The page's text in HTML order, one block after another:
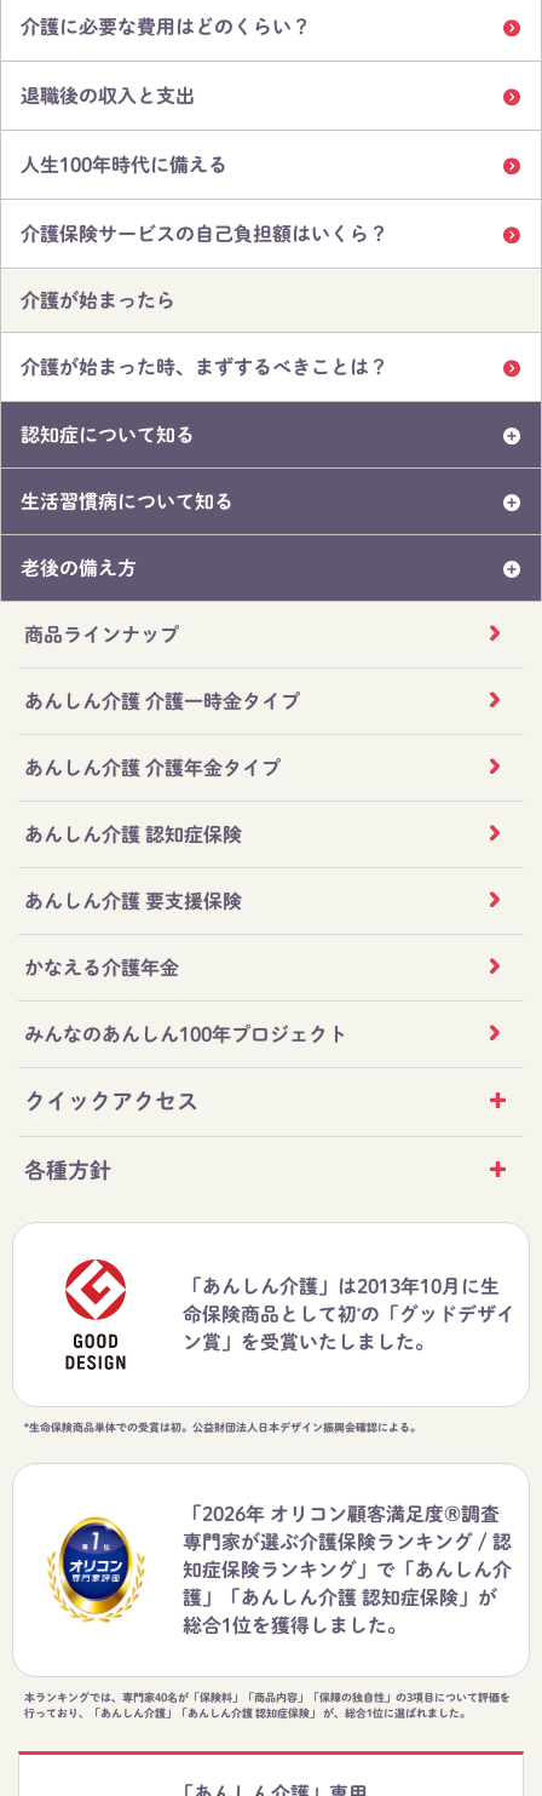
介護に必要な費用はどのくらい？
退職後の収入と支出
人生100年時代に備える
介護保険サービスの自己負担額はいくら？
介護が始まったら
介護が始まった時、まずするべきことは？
認知症について知る
生活習慣病について知る
老後の備え方
商品ラインナップ
あんしん介護 介護一時金タイプ
あんしん介護 介護年金タイプ
あんしん介護 認知症保険
あんしん介護 要支援保険
かなえる介護年金
みんなのあんしん100年プロジェクト
クイックアクセス
各種方針
「あんしん介護」は2013年10月に生
命保険商品として初*の「グッドデザイ
ン賞」を受賞いたしました。
*生命保険商品単体での受賞は初。公益財団法人日本デザイン振興会確認による。
「2026年 オリコン顧客満足度®調査
専門家が選ぶ介護保険ランキング / 認
知症保険ランキング」で「あんしん介
護」「あんしん介護 認知症保険」が
総合1位を獲得しました。
本ランキングでは、専門家40名が「保険料」「商品内容」「保障の独自性」の3項目について評価を
行っており、「あんしん介護」「あんしん介護 認知症保険」 が、総合1位に選ばれました。